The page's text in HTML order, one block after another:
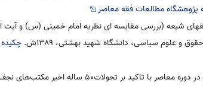
پژوهشگاه مطالعات فقه معاصر
شیعه (بررسی مقایسه ای نظریه امام خمینی (س) و
و علوم سیاسی، دانشگاه شهید بهشتی، ۱۳۸۹ش.
تطور اندیشه سیاسی تشیع در دوره معاصر با